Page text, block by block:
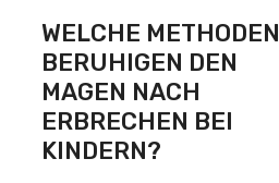
WELCHE METHODEN
BERUHIGEN DEN
MAGEN NACH
ERBRECHEN BEI
KINDERN?